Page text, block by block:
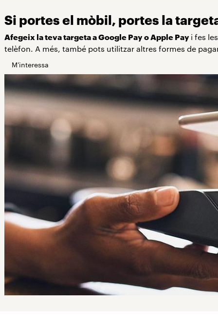
Si portes el mòbil, portes la
Afegeix la teva targeta a Google Pay o Apple Pay i fes
telèfon. A més, també pots utilitzar altres formes de
M'interessa